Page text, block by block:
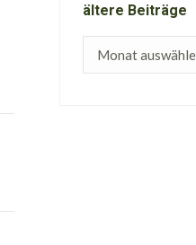
ältere Beiträge